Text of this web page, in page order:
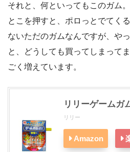
それと、何といってもこのガム
とこを押すと、ポロっとでてく
ないただのガムなんですが、や
と、どうしても買ってしまって
ごく増えています。
リリーゲームガ
リリー
Amazon